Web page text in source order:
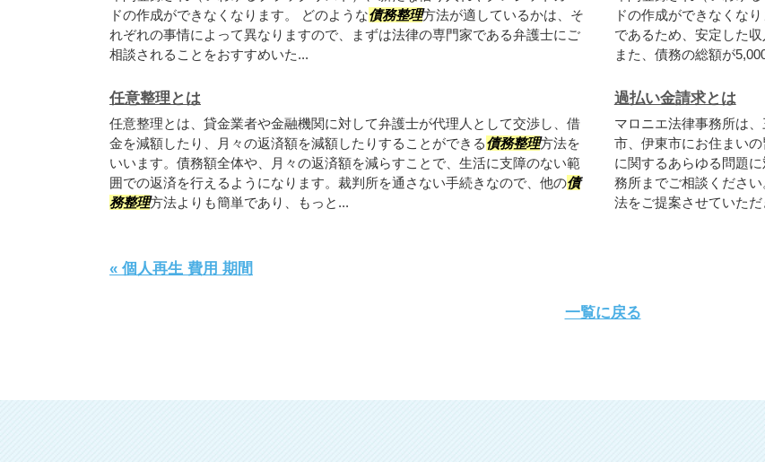
ドの作成ができなくなります。 どのような債務整理方法が適しているかは、そ
れぞれの事情によって異なりますので、まずは法律の専門家である弁護士にご
相談されることをおすすめいた...
ドの作成ができなくな
であるため、安定した
また、債務の総額が
任意整理とは
任意整理とは、貸金業者や金融機関に対して弁護士が代理人として交渉し、借
金を減額したり、月々の返済額を減額したりすることができる債務整理方法を
いいます。債務額全体や、月々の返済額を減らすことで、生活に支障のない範
囲での返済を行えるようになります。裁判所を通さない手続きなので、他の債
務整理方法よりも簡単であり、もっと...
過払い金請求とは
マロニエ法律事務所は
市、伊東市にお住まい
に関するあらゆる問題
務所までご相談くださ
法をご提案させていただ
« 個人再生 費用 期間
一覧に戻る